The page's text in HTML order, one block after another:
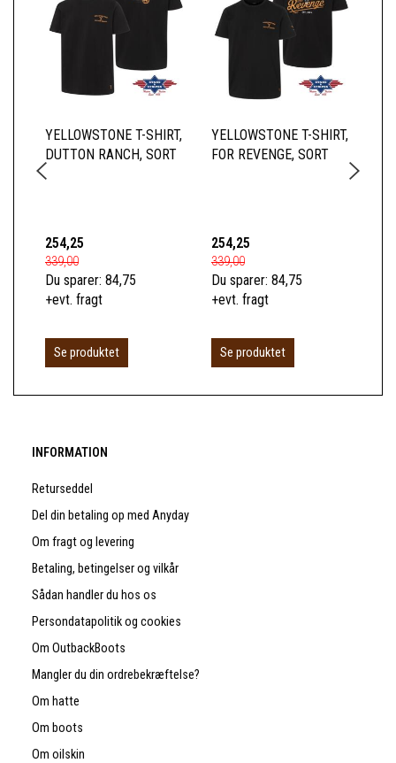
YELLOWSTONE T-SHIRT,
DUTTON RANCH, SORT
254,25
339,00
Du sparer: 84,75
+evt. fragt
Se produktet
YELLOWSTONE T-SHIRT,
FOR REVENGE, SORT
254,25
339,00
Du sparer: 84,75
+evt. fragt
Se produktet
INFORMATION
Returseddel
Del din betaling op med Anyday
Om fragt og levering
Betaling, betingelser og vilkår
Sådan handler du hos os
Persondatapolitik og cookies
Om OutbackBoots
Mangler du din ordrebekræftelse?
Om hatte
Om boots
Om oilskin